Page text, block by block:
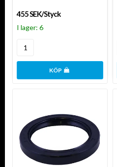
455 SEK/Styck
I lager: 6
KÖP